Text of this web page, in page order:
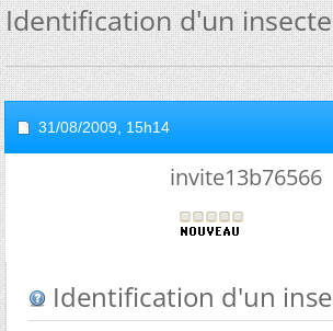
Identification d'un
31/08/2009, 15h14
invite13b76566
Identification d'un